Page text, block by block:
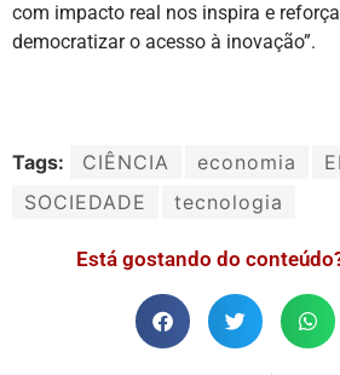
com impacto real nos inspira e
democratizar o acesso à inovação”.
Tags: CIÊNCIA economia
SOCIEDADE
tecnologia
Está gostando do